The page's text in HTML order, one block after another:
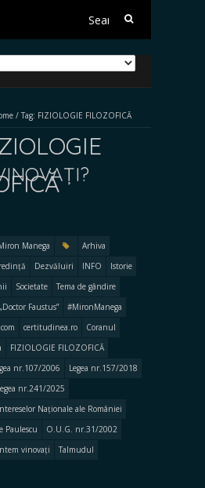
Search
/ Tag: FIZIOLOGIE FILOZOFICĂ
Manega
Arhiva
Dezvăluiri INFO
Istorie
Societate
Tema de gândire
„Doctor Faustus”
#MironManega
certitudinea.ro
Coranul
FIZIOLOGIE FILOZOFICĂ
nr.107/2006
Legea nr.157/2018
nr.241/2025
Naționale ale României
Paulescu
O.U.G. nr.31/2002
vinovați
Talmudul